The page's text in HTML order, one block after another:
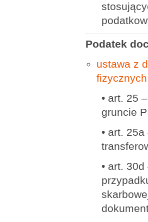
Podatek
ustawa z
• art. 25
gruncie
• art.
• art.